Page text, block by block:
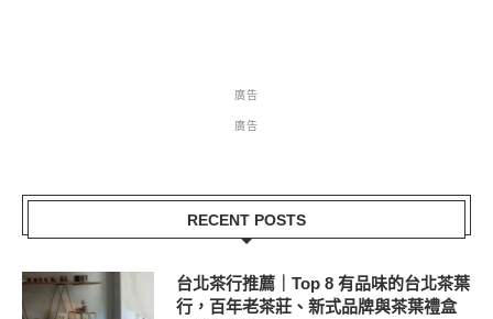
廣告
廣告
RECENT POSTS
台北茶行推薦｜Top 8 有品味的台北茶葉
行，百年老茶莊、新式品牌與茶葉禮盒